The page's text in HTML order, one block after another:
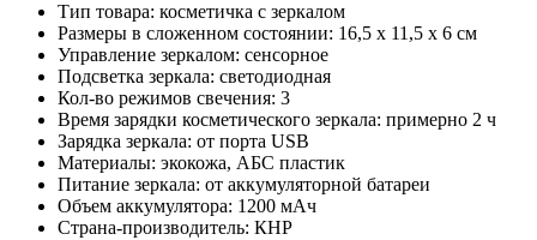
Тип товара: косметичка с зеркалом
Размеры в сложенном состоянии: 16,5 х 11,5 х 6 см
Управление зеркалом: сенсорное
Подсветка зеркала: светодиодная
Кол-во режимов свечения: 3
Время зарядки косметического зеркала: примерно 2 ч
Зарядка зеркала: от порта USB
Материалы: экокожа, АБС пластик
Питание зеркала: от аккумуляторной батареи
Объем аккумулятора: 1200 мАч
Страна-производитель: КНР